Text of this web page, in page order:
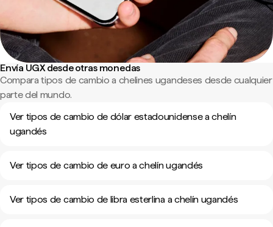
Envía UGX desde otras monedas
Compara tipos de cambio a chelines ugandeses desde cualquier
parte del mundo.
Ver tipos de cambio de dólar estadounidense a chelín
ugandés
Ver tipos de cambio de euro a chelín ugandés
Ver tipos de cambio de libra esterlina a chelín ugandés